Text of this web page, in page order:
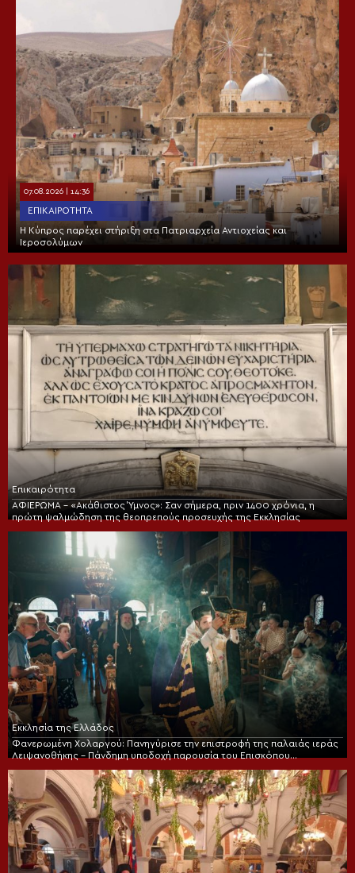
07.08.2026 | 14:36
ΕΠΙΚΑΙΡΌΤΗΤΑ
Η Κύπρος παρέχει στήριξη στα Πατριαρχεία Αντιοχείας και
Ιεροσολύμων
Επικαιρότητα
ΑΦΙΕΡΩΜΑ – «Ακάθιστος Ύμνος»: Σαν σήμερα, πριν 1400 χρόνια, η
πρώτη ψαλμώδηση της θεοπρεπούς προσευχής της Εκκλησίας
Εκκλησία της Ελλάδος
Φανερωμένη Χολαργού: Πανηγύρισε την επιστροφή της παλαιάς ιεράς
Λειψανοθήκης – Πάνδημη υποδοχή παρουσία του Επισκόπου